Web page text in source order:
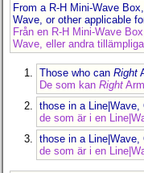
From a R-H Mini-Wave
Wave, or other applicable
Från en R-H Mini-Wave
Wave, eller andra
Those who can Right
De som kan Right
those in a Line|Wave,
de som är i en
those in a Line|Wave,
de som är i en